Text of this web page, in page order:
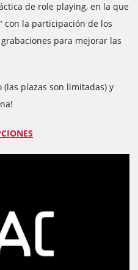
de role playing, en la que
con la participación de los
para mejorar las
plazas son limitadas) y